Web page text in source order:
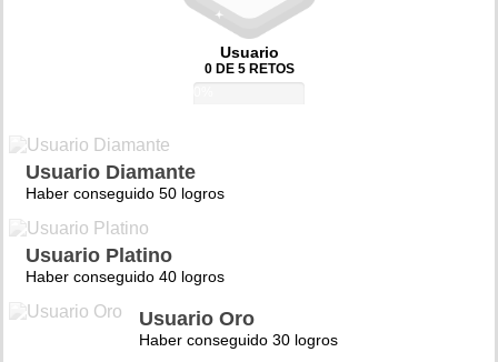
Usuario
0 DE 5 RETOS
Usuario Diamante
Haber conseguido 50 logros
Usuario Platino
Haber conseguido 40 logros
Usuario Oro
Haber conseguido 30 logros